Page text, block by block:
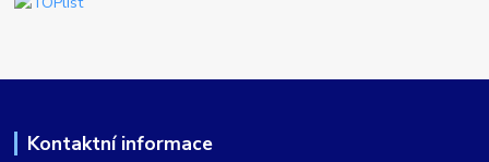
Kontaktní informace